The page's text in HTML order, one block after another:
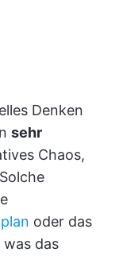
Denken
sehr
Chaos,
oder das
was das